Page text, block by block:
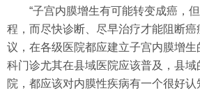
“子宫内膜增生有可能转变成癌，
程，而尽快诊断、尽早治疗才能阻断癌
议，在各级医院都应建立子宫内膜增
科门诊尤其在县域医院应该普及，县
院，都应该对内膜性疾病有一个很好认